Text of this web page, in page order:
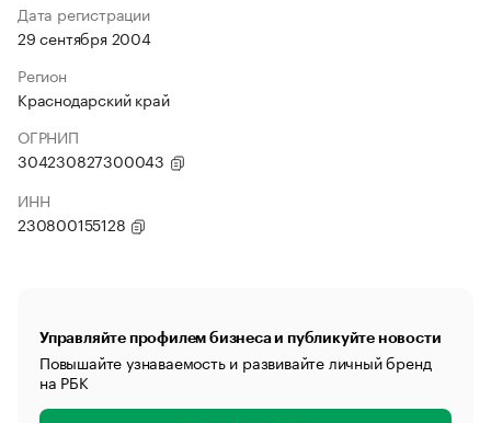
Дата регистрации
29 сентября 2004
Регион
Краснодарский край
ОГРНИП
304230827300043
ИНН
230800155128
Управляйте профилем бизнеса и публикуйте новости
Повышайте узнаваемость и развивайте личный бренд
на РБК